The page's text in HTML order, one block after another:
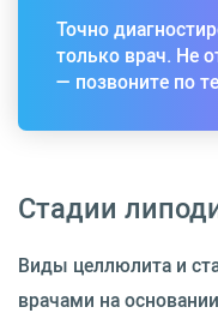
Точно
только врач. Не
— позвоните по
Стадии
Виды целлюлита и
врачами на